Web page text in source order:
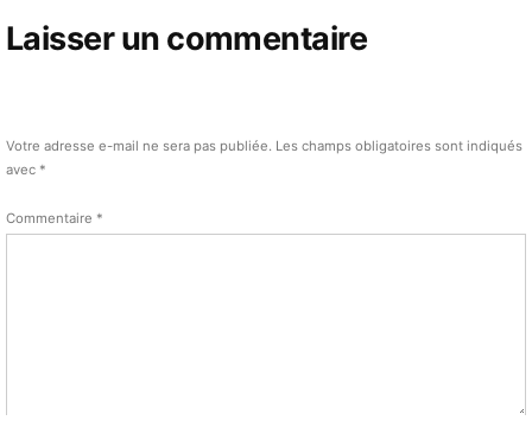
Laisser un commentaire
Votre adresse e-mail ne sera pas publiée. Les champs obligatoires sont indiqués
avec *
Commentaire *